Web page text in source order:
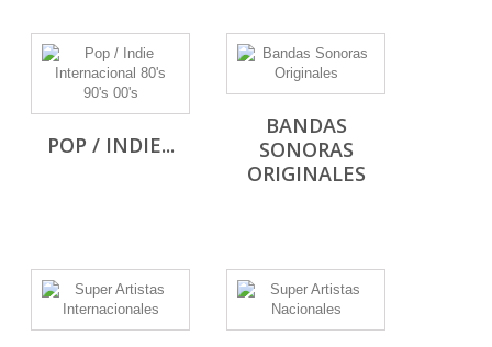
POP / INDIE...
BANDAS
SONORAS
ORIGINALES